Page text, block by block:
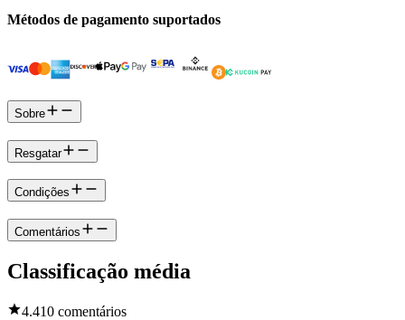
Métodos de pagamento suportados
Sobre
Resgatar
Condições
Comentários
Classificação média
4.410 comentários